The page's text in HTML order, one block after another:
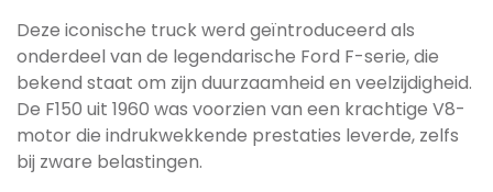
Deze iconische truck werd geïntroduceerd als
onderdeel van de legendarische Ford F-serie, die
bekend staat om zijn duurzaamheid en veelzijdigheid.
De F150 uit 1960 was voorzien van een krachtige V8-
motor die indrukwekkende prestaties leverde, zelfs
bij zware belastingen.